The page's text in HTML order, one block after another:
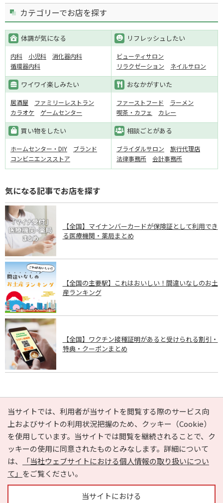
カテゴリーでお店を探す
体調が気になる
内科 小児科
消化器内科
循環器内科
リフレッシュしたい
ビューティサロン
リラクゼーション
ネイルサロン
ワイワイ楽しみたい
居酒屋
ファミリーレストラン
カラオケ
ゲームセンター
おなかがすいた
ファーストフード
ラーメン
喫茶・カフェ
カレー
買い物をしたい
ホームセンター・DIY
ブランド
コンビニエンスストア
相談ごとがある
ブライダルサロン
旅行代理店
法律事務所
会計事務所
気になる記事でお店を探す
【全国】マイナンバーカードが保険証として利用でき
る医療機関・薬局まとめ
【全国の主要駅】これはおいしい！間違いなしのお土
産ランキング
【全国】ワクチン接種証明があると受けられる割引・
特典・クーポンまとめ
PAGE TOP
当サイトでは、利用者が当サイトを閲覧する際のサービス向
上およびサイトの利用状況把握のため、クッキー（Cookie）
を使用しています。当サイトでは閲覧を継続されることで、ク
ッキーの使用に同意されたものとみなします。詳細について
は、
「当社ウェブサイトにおける個人情報の取り扱いについ
て」 をご覧ください。
当サイトにおける
e-NAVITA（イーナビタ）とは？ お気に入り
ヘルプ
利用規約
個人情報の取り扱いについて
運営会社
サイトマップ
広告掲載に関するお問い合わせ